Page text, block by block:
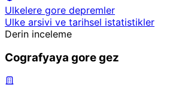
Ulkelere gore depremler
Ulke arsivi ve tarihsel istatistikler
Derin inceleme
Cografyaya gore gez